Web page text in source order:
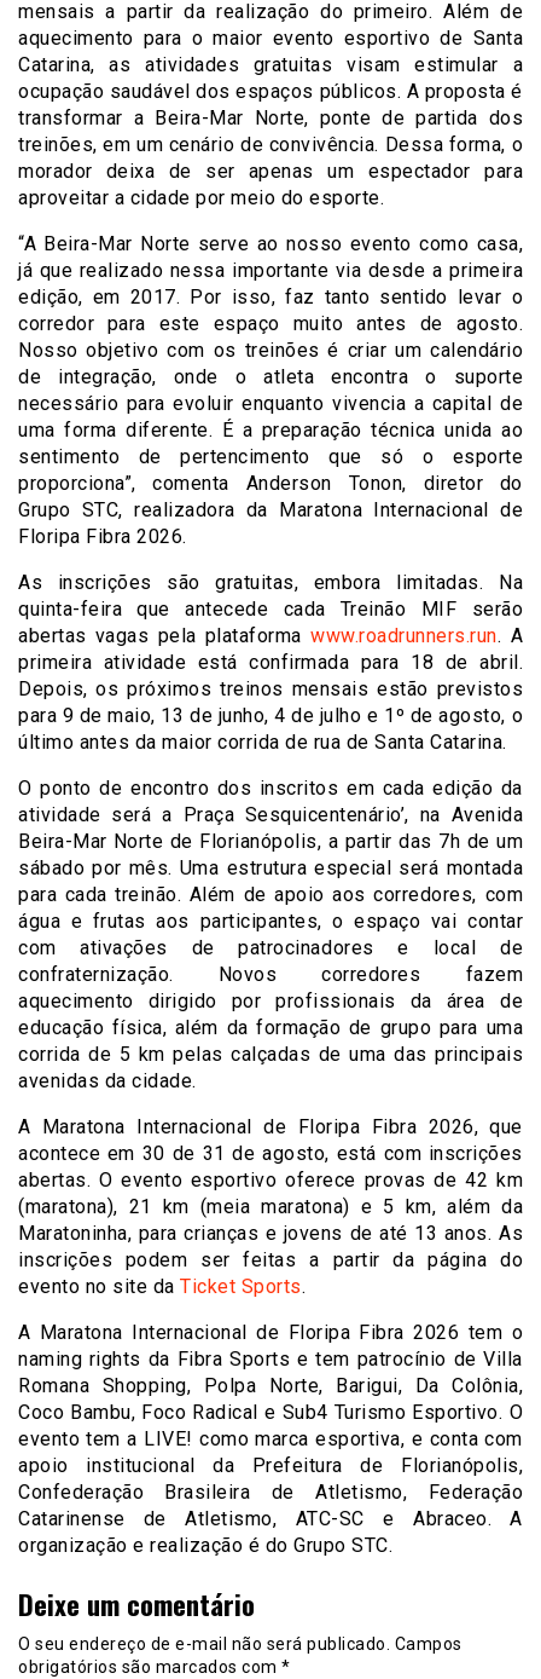
mensais a partir da realização do primeiro. Além de
aquecimento para o maior evento esportivo de Santa
Catarina, as atividades gratuitas visam estimular a
ocupação saudável dos espaços públicos. A proposta é
transformar a Beira-Mar Norte, ponte de partida dos
treinões, em um cenário de convivência. Dessa forma, o
morador deixa de ser apenas um espectador para
aproveitar a cidade por meio do esporte.
“A Beira-Mar Norte serve ao nosso evento como casa,
já que realizado nessa importante via desde a primeira
edição, em 2017. Por isso, faz tanto sentido levar o
corredor para este espaço muito antes de agosto.
Nosso objetivo com os treinões é criar um calendário
de integração, onde o atleta encontra o suporte
necessário para evoluir enquanto vivencia a capital de
uma forma diferente. É a preparação técnica unida ao
sentimento de pertencimento que só o esporte
proporciona”, comenta Anderson Tonon, diretor do
Grupo STC, realizadora da Maratona Internacional de
Floripa Fibra 2026.
As inscrições são gratuitas, embora limitadas. Na
quinta-feira que antecede cada Treinão MIF serão
abertas vagas pela plataformawww.roadrunners.run. A
primeira atividade está confirmada para 18 de abril.
Depois, os próximos treinos mensais estão previstos
para 9 de maio, 13 de junho, 4 de julho e 1º de agosto, o
último antes da maior corrida de rua de Santa Catarina.
O ponto de encontro dos inscritos em cada edição da
atividade será a Praça Sesquicentenário’, na Avenida
Beira-Mar Norte de Florianópolis, a partir das 7h de um
sábado por mês. Uma estrutura especial será montada
para cada treinão. Além de apoio aos corredores, com
água e frutas aos participantes, o espaço vai contar
com ativações de patrocinadores e local de
confraternização. Novos corredores fazem
aquecimento dirigido por profissionais da área de
educação física, além da formação de grupo para uma
corrida de 5 km pelas calçadas de uma das principais
avenidas da cidade.
A Maratona Internacional de Floripa Fibra 2026, que
acontece em 30 de 31 de agosto, está com inscrições
abertas. O evento esportivo oferece provas de 42 km
(maratona), 21 km (meia maratona) e 5 km, além da
Maratoninha, para crianças e jovens de até 13 anos. As
inscrições podem ser feitas a partir da página do
evento no site da Ticket Sports.
A Maratona Internacional de Floripa Fibra 2026 tem o
naming rights da Fibra Sports e tem patrocínio de Villa
Romana Shopping, Polpa Norte, Barigui, Da Colônia,
Coco Bambu, Foco Radical e Sub4 Turismo Esportivo. O
evento tem a LIVE! como marca esportiva, e conta com
apoio institucional da Prefeitura de Florianópolis,
Confederação Brasileira de Atletismo, Federação
Catarinense de Atletismo, ATC-SC e Abraceo. A
organização e realização é do Grupo STC.
Deixe um comentário
O seu endereço de e-mail não será publicado. Campos
obrigatórios são marcados com *